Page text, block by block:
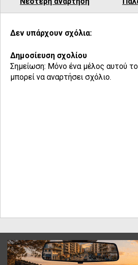
Δεν υπάρχουν σχόλια:
Δημοσίευση σχολίου
Σημείωση: Μόνο ένα μέλος αυτού
μπορεί να αναρτήσει σχόλιο.